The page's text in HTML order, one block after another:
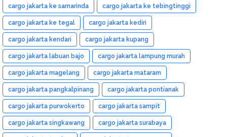
cargo jakarta ke samarinda cargo jakarta ke tebingtinggi
cargo jakarta ke tegal cargo jakarta kediri
cargo jakarta kendari cargo jakarta kupang
cargo jakarta labuan bajo cargo jakarta lampung murah
cargo jakarta magelang cargo jakarta mataram
cargo jakarta pangkalpinang cargo jakarta pontianak
cargo jakarta purwokerto cargo jakarta sampit
cargo jakarta singkawang cargo jakarta surabaya